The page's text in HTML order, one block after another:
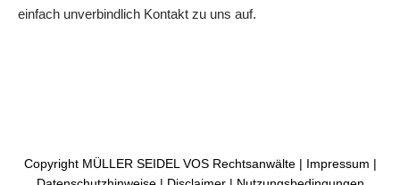
einfach unverbindlich Kontakt zu uns auf.
Copyright MÜLLER SEIDEL VOS Rechtsanwälte | Impressum |